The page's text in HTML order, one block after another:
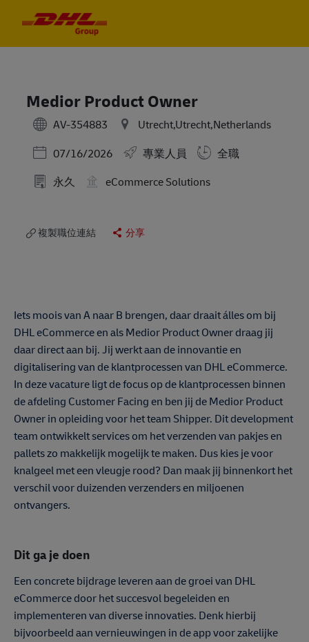
Medior Product Owner
AV-354883
Utrecht,Utrecht,Netherlands
Posted Date
07/16/2026 專業人員
全職
永久
eCommerce Solutions
複製職位連結 分享
Iets moois van A naar B brengen, daar draait álles om bij
DHL eCommerce en als Medior Product Owner draag jij
daar direct aan bij. Jij werkt aan de innovantie en
digitalisering van de klantprocessen van DHL eCommerce.
In deze vacature ligt de focus op de klantprocessen binnen
de afdeling Customer Facing en ben jij de Medior Product
Owner in opleiding voor het team Shipper. Dit development
team ontwikkelt services om het verzenden van pakjes en
pallets zo makkelijk mogelijk te maken. Dus kies je voor
knalgeel met een vleugje rood? Dan maak jij binnenkort het
verschil voor duizenden verzenders en miljoenen
ontvangers.
Dit ga je doen
Een concrete bijdrage leveren aan de groei van DHL
eCommerce door het succesvol begeleiden en
implementeren van diverse innovaties. Denk hierbij
bijvoorbeeld aan vernieuwingen in de app voor zakelijke